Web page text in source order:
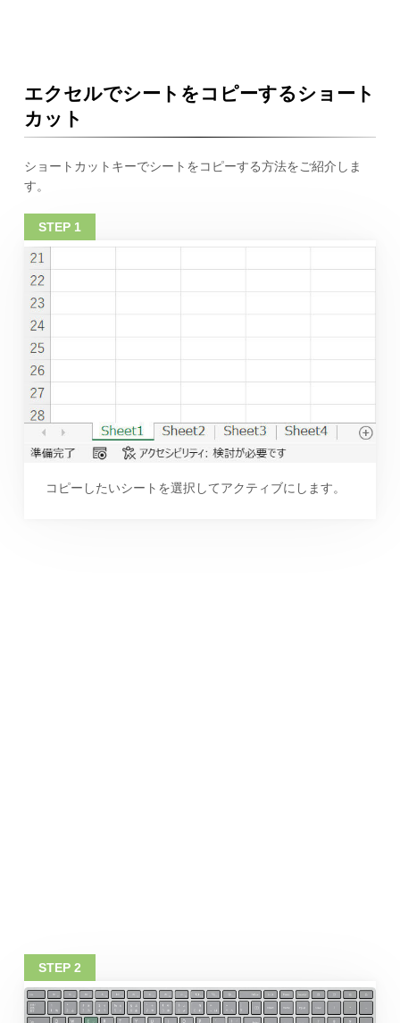
エクセルでシートをコピーするショート
カット
ショートカットキーでシートをコピーする方法をご紹介しま
す。
コピーしたいシートを選択してアクティブにします。